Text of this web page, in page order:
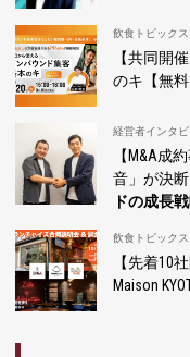
飲食トピックス
【共同開
のキ【無
経営者インタビ
【M&A成
音」が決
ドの成長
飲食トピックス
【先着10
Maison